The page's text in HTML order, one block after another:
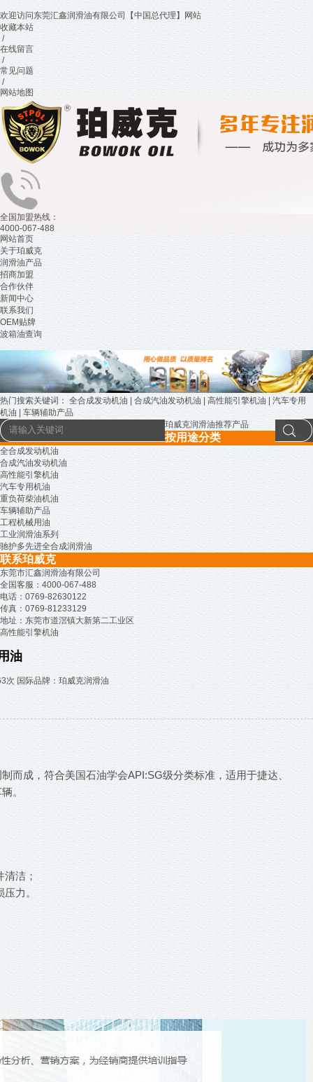
欢迎访问东莞汇鑫润滑油有限公司【中国总代理】网站
收藏本站
/
在线留言
/
常见问题
/
网站地图
全国加盟热线：
4000-067-488
网站首页
关于珀威克
润滑油产品
招商加盟
合作伙伴
新闻中心
联系我们
OEM贴牌
波箱油查询
热门搜索关键词： 全合成发动机油 |合成汽油发动机油| 高性能引擎机油 | 汽车专用
机油| 车辆辅助产品
珀威克润滑油推荐产品
按用途分类
全合成发动机油
合成汽油发动机油
高性能引擎机油
汽车专用机油
重负荷柴油机油
车辆辅助产品
工程机械用油
工业润滑油系列
驰护多先进全合成润滑油
联系珀威克
东莞市汇鑫润滑油有限公司
全国客服：4000-067-488
电话：0769-82630122
传真：0769-81233129
地址：东莞市道滘镇大新第二工业区
高性能引擎机油
油
次 国际品牌：珀威克润滑油
而成，符合美国石油学会API:SG级分类标准，适用于捷达、
。
洁；
压力。